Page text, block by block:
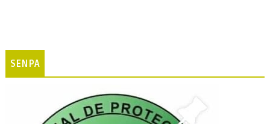
SENPA